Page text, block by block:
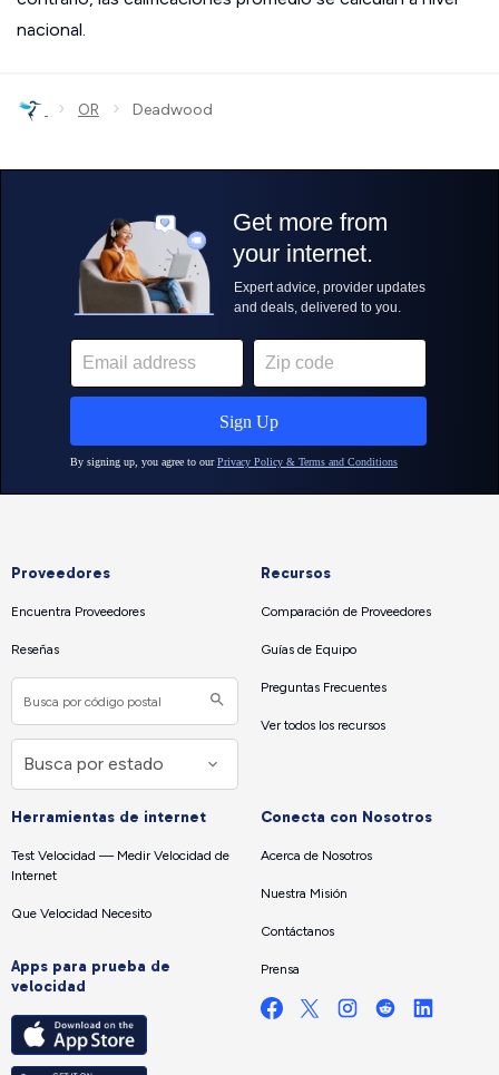
nacional.
› OR › Deadwood
Proveedores
Encuentra Proveedores
Reseñas
Recursos
Comparación de Proveedores
Guías de Equipo
Preguntas Frecuentes
Ver todos los recursos
Herramientas de internet
Test Velocidad — Medir Velocidad de
Internet
Que Velocidad Necesito
Apps para prueba de
velocidad
Conecta con Nosotros
Acerca de Nosotros
Nuestra Misión
Contáctanos
Prensa